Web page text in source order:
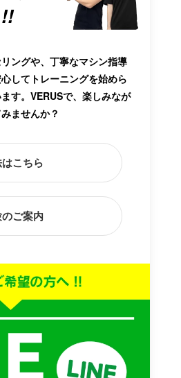
ングや、丁寧なマシン指導
してトレーニングを始めら
す。VERUSで、楽しみなが
ませんか？
こちら
ご案内